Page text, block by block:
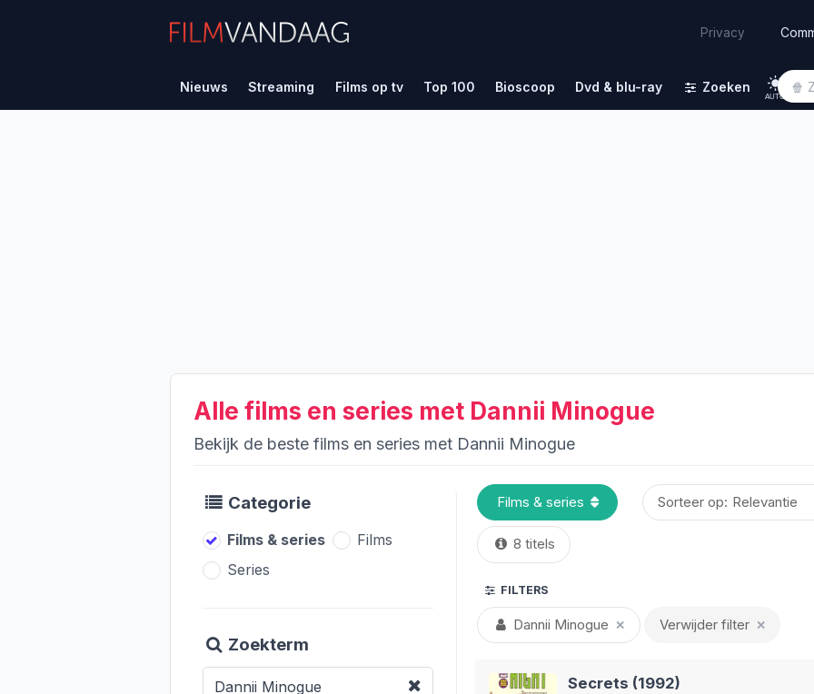
Privacy
Nieuws Streaming Films op tv Top 100 Bioscoop Dvd & blu-ray Zoeken
AUTO
Alle films en series met Dannii Minogue
Bekijk de beste films en series met Dannii Minogue
Categorie
Films & series
Films
Series
Zoekterm
8 titels
Sorteer op:
FILTERS
Dannii Minogue ✕ Verwijder filter ✕
Secrets (1992)